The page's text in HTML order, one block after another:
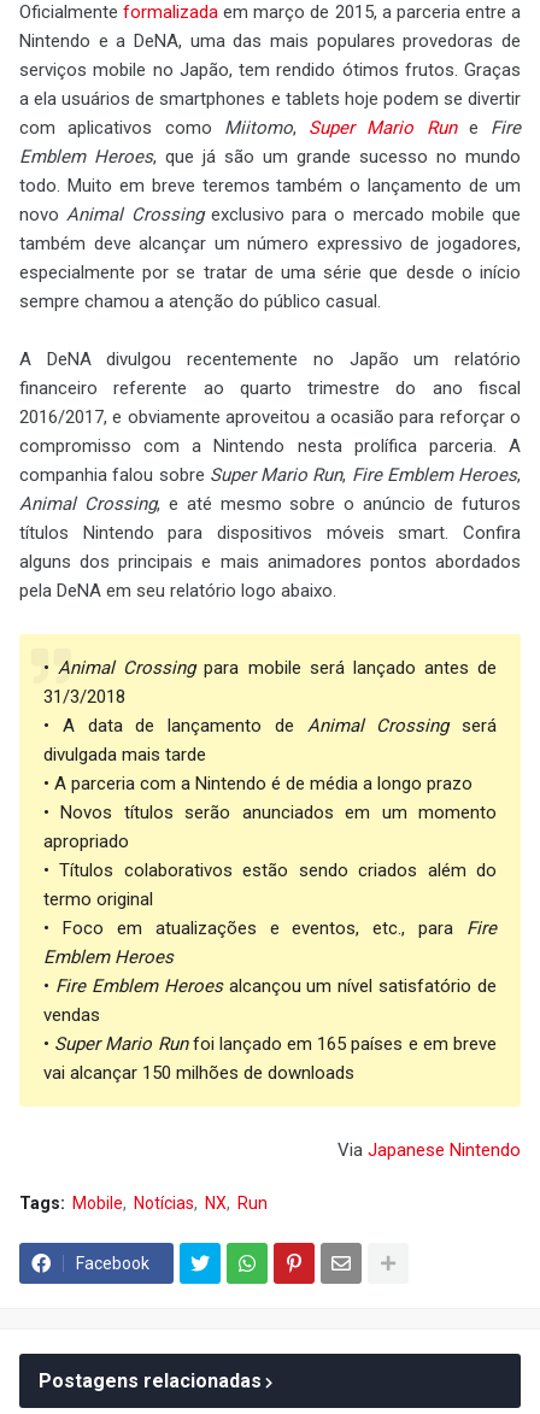
Oficialmenteformalizada em março de 2015, a parceria entre a
Nintendo e a DeNA, uma das mais populares provedoras de
serviços mobile no Japão, tem rendido ótimos frutos. Graças
a ela usuários de smartphones e tablets hoje podem se divertir
com aplicativos como Miitomo, Super Mario Rune Fire
Emblem Heroes, que já são um grande sucesso no mundo
todo. Muito em breve teremos também o lançamento de um
novoAnimal Crossingexclusivo para o mercado mobile que
também deve alcançar um número expressivo de jogadores,
especialmente por se tratar de uma série que desde o início
sempre chamou a atenção do público casual.
A DeNA divulgou recentemente no Japão um relatório
financeiro referente ao quarto trimestre do ano fiscal
2016/2017, e obviamente aproveitou a ocasião para reforçar o
compromisso com a Nintendo nesta prolífica parceria. A
companhia falou sobre Super Mario Run, Fire Emblem Heroes,
Animal Crossing, e até mesmo sobre o anúncio de futuros
títulos Nintendo para dispositivos móveis smart. Confira
alguns dos principais e mais animadores pontos abordados
pela DeNA em seu relatório logo abaixo.
•Animal Crossingpara mobile será lançado antes de
31/3/2018
• A data de lançamento de Animal Crossingserá
divulgada mais tarde
• A parceria com a Nintendo é de média a longo prazo
• Novos títulos serão anunciados em um momento
apropriado
• Títulos colaborativos estão sendo criados além do
termo original
• Foco em atualizações e eventos, etc., para Fire
Emblem Heroes
• Fire Emblem Heroesalcançou um nível satisfatório de
vendas
• Super Mario Runfoi lançado em 165 países e em breve
vai alcançar 150 milhões de downloads
Via Japanese Nintendo
Tags: Mobile Notícias NX Run
Facebook
Postagens relacionadas